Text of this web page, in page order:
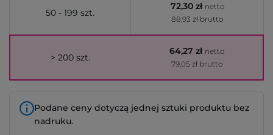
50 - 199 szt.
72,30 zł netto
88,93 zł brutto
> 200 szt.
64,27 zł netto
79,05 zł brutto
Podane ceny dotyczą jednej sztuki produktu bez
nadruku.